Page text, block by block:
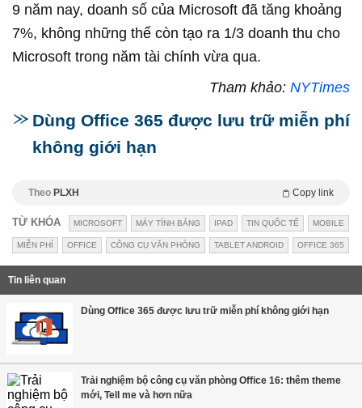
9 năm nay, doanh số của Microsoft đã tăng khoảng
7%, không những thế còn tạo ra 1/3 doanh thu cho
Microsoft trong năm tài chính vừa qua.
Tham khảo: NYTimes
Dùng Office 365 được lưu trữ miễn phí
không giới hạn
Theo PLXH Copy link
TỪ KHÓA MICROSOFT MÁY TÍNH BẢNG IPAD TIN QUỐC TẾ MOBILE
MIỄN PHÍ OFFICE CÔNG CỤ VĂN PHÒNG TABLET ANDROID OFFICE 365
Tin liên quan
Dùng Office 365 được lưu trữ miễn phí không giới hạn
Trải nghiệm bộ công cụ văn phòng Office 16: thêm theme
mới, Tell me và hơn nữa